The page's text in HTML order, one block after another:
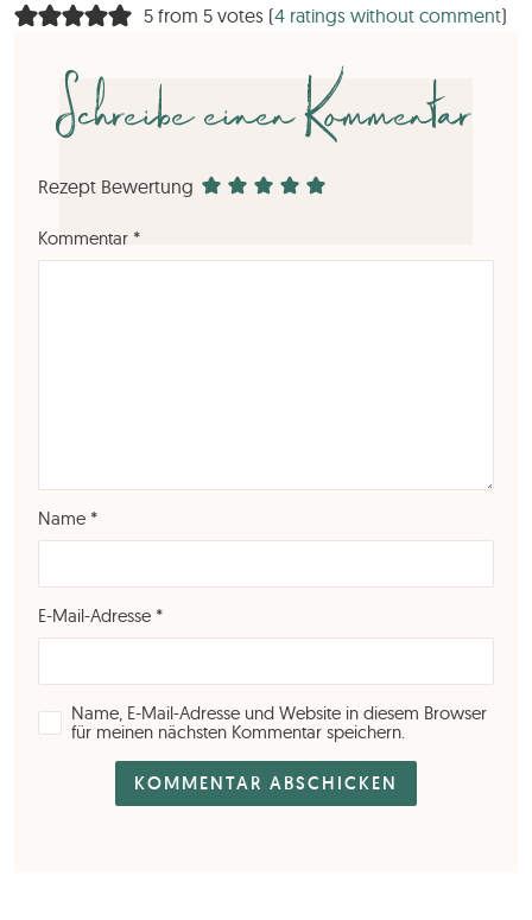
5 from 5 votes (4 ratings without comment)
Schreibe einen Kommentar
Rezept Bewertung
Kommentar *
Name *
E-Mail-Adresse *
Name, E-Mail-Adresse und Website in diesem Browser
für meinen nächsten Kommentar speichern.